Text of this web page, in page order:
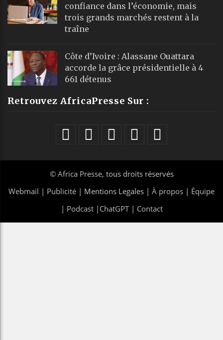
confiance dans l’économie, mais
trois grands marchés restent à la
traîne
Côte d’Ivoire : Alassane Ouattara
accorde la grâce présidentielle à 4
661 détenus
Retrouvez AfricaPresse Sur :
© Africa Presse, tous droits réservés
Webmail | Publicité | Mentions Legales | À propos | Équipe
| Podcast| ChatGPT| Contact